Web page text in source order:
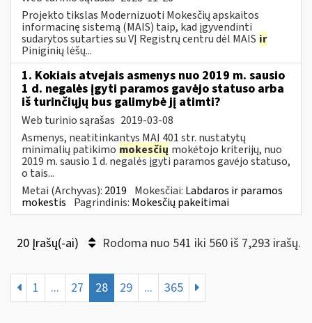
Projekto tikslas Modernizuoti Mokesčių apskaitos
informacinę sistemą (MAIS) taip, kad įgyvendinti
sudarytos sutarties su VĮ Registrų centru dėl MAIS ir
Piniginių lėšų...
1. Kokiais atvejais asmenys nuo 2019 m. sausio
1 d. negalės įgyti paramos gavėjo statuso arba
iš turinčiųjų bus galimybė jį atimti?
Web turinio sąrašas 2019-03-08
Asmenys, neatitinkantys MAĮ 401 str. nustatytų
minimalių patikimo mokesčių mokėtojo kriterijų, nuo
2019 m. sausio 1 d. negalės įgyti paramos gavėjo statuso,
o tais...
Metai (Archyvas): 2019 Mokesčiai: Labdaros ir paramos
mokestis Pagrindinis: Mokesčių pakeitimai
20 Įrašų(-ai) Rodoma nuo 541 iki 560 iš 7,293 irašų.
1 ... 27 28 29 ... 365